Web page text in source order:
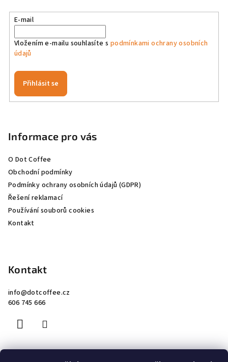
E-mail
Vložením e-mailu souhlasíte s podmínkami ochrany osobních
údajů
Přihlásit se
Informace pro vás
O Dot Coffee
Obchodní podmínky
Podmínky ochrany osobních údajů (GDPR)
Řešení reklamací
Používání souborů cookies
Kontakt
Kontakt
info@dotcoffee.cz
606 745 666